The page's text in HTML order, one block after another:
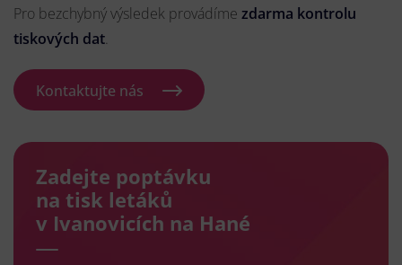
Pro bezchybný výsledek provádíme zdarma kontrolu
tiskových dat.
Kontaktujte nás
Zadejte poptávku
na tisk letáků
v Ivanovicích na Hané